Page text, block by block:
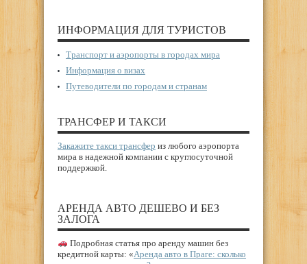
ИНФОРМАЦИЯ ДЛЯ ТУРИСТОВ
Транспорт и аэропорты в городах мира
Информация о визах
Путеводители по городам и странам
ТРАНСФЕР И ТАКСИ
Закажите такси трансфер из любого аэропорта
мира в надежной компании с круглосуточной
поддержкой.
АРЕНДА АВТО ДЕШЕВО И БЕЗ
ЗАЛОГА
Подробная статья про аренду машин без
кредитной карты: «Аренда авто в Праге: сколько